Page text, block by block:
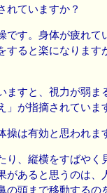
れていますか？
です。身体が疲れて
すると楽になります
ますと、視力が弱ま
」が指摘されていま
操は有効と思われま
り、縦横をすばやく
があると思うのは、
の頭まで移動するの